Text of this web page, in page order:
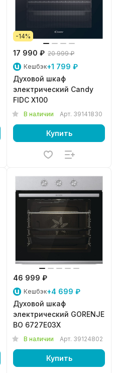
-14%
17 990 ₽ 20 999 ₽
Кешбэк+1 799 ₽
Духовой шкаф
электрический Candy
FIDC X100
В наличии Арт. 39141830
Купить
46 999 ₽
Кешбэк+4 699 ₽
Духовой шкаф
электрический GORENJE
BO 6727E03X
В наличии Арт. 39124802
Купить